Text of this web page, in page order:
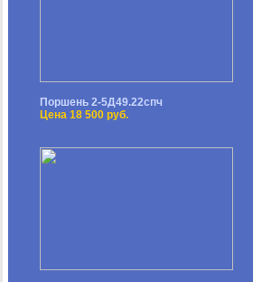
Поршень 2-5Д49.22спч
Цена 18 500 руб.